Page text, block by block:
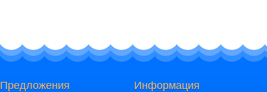
Предложения Информация